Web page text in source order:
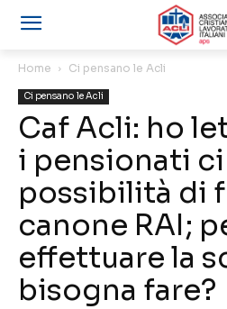
Home Ci pensano le Acli
Ci pensano le Acli
Caf Acli: ho
i pensionati ci
possibilità di
canone RAI;
effettuare la
bisogna fare?